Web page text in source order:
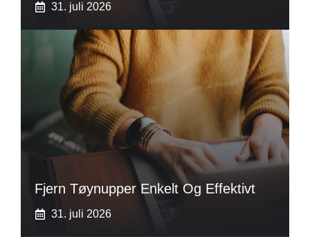
31. juli 2026
Fjern Tøynupper Enkelt Og Effektivt
31. juli 2026